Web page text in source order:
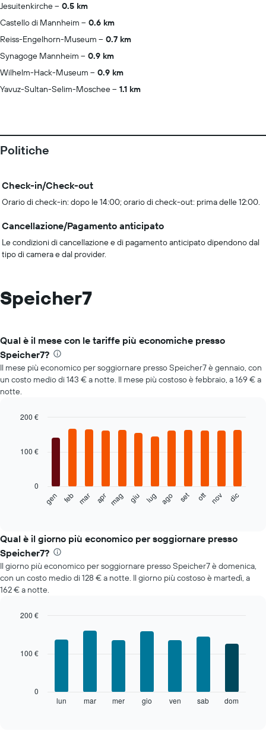
Jesuitenkirche
0.5 km
Castello di Mannheim
0.6 km
Reiss-Engelhorn-Museum
0.7 km
Synagoge Mannheim
0.9 km
Wilhelm-Hack-Museum
0.9 km
Yavuz-Sultan-Selim-Moschee
1.1 km
Politiche
Check-in/Check-out
Orario di check-in: dopo le 14:00; orario di check-out: prima delle 12:00.
Cancellazione/Pagamento anticipato
Le condizioni di cancellazione e di pagamento anticipato dipendono dal
tipo di camera e dal provider.
Speicher7
Qual è il mese con le tariffe più economiche presso
Speicher7?
Il mese più economico per soggiornare presso Speicher7 è gennaio, con
un costo medio di 143 € a notte. Il mese più costoso è febbraio, a 169 € a
notte.
with
seguente
il
prezzo
medio
di
una
camera
mese
ha
gen feb mar apr mag giu lug ago set ott nov dic
0
100 €
200 €
Qual è il giorno più economico per soggiornare presso
Speicher7?
Il giorno più economico per soggiornare presso Speicher7 è domenica,
con un costo medio di 128 € a notte. Il giorno più costoso è martedì, a
162 € a notte.
lun mar mer gio ven sab dom
0
100 €
200 €